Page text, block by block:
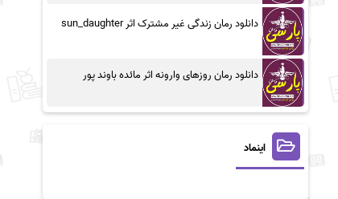
دانلود رمان زندگی غیر مشترک اثر sun_daughter
دانلود رمان روزهای وارونه اثر مائده باوند پور
اینماد